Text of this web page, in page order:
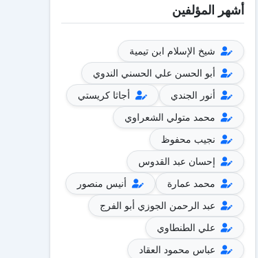
أشهر المؤلفين
شيخ الإسلام ابن تيمية
أبو الحسن علي الحسني الندوي
أنور الجندي
أجاثا كريستي
محمد متولي الشعراوي
نجيب محفوظ
إحسان عبد القدوس
محمد عمارة
أنيس منصور
عبد الرحمن الجوزي أبو الفرج
علي الطنطاوي
عباس محمود العقاد